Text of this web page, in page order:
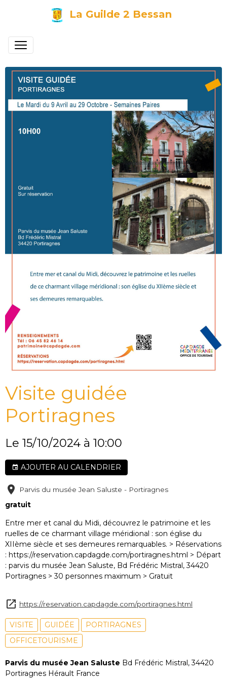
La Guilde 2 Bessan
Visite guidée
Portiragnes
Le 15/10/2024 à 10:00
AJOUTER AU CALENDRIER
Parvis du musée Jean Saluste - Portiragnes
gratuit
Entre mer et canal du Midi, découvrez le patrimoine et les
ruelles de ce charmant village méridional : son église du
XIIème siècle et ses demeures remarquables. > Réservations
: https://reservation.capdagde.com/portiragnes.html > Départ
: parvis du musée Jean Saluste, Bd Frédéric Mistral, 34420
Portiragnes > 30 personnes maximum > Gratuit
https://reservation.capdagde.com/portiragnes.html
VISITE GUIDÉE
PORTIRAGNES
OFFICETOURISME
Parvis du musée Jean Saluste Bd Frédéric Mistral, 34420
Portiragnes Hérault France